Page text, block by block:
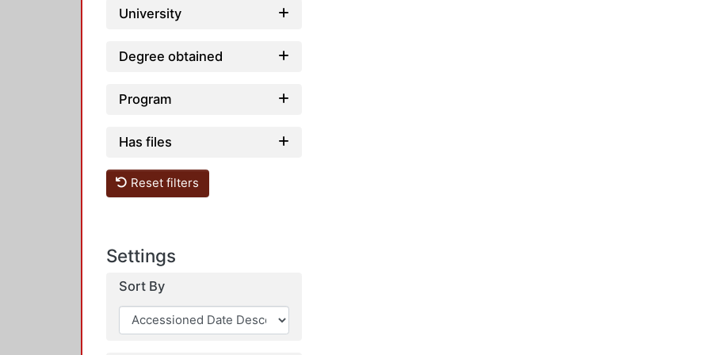
University
Degree obtained
Program
Has files
Reset filters
Settings
Sort By